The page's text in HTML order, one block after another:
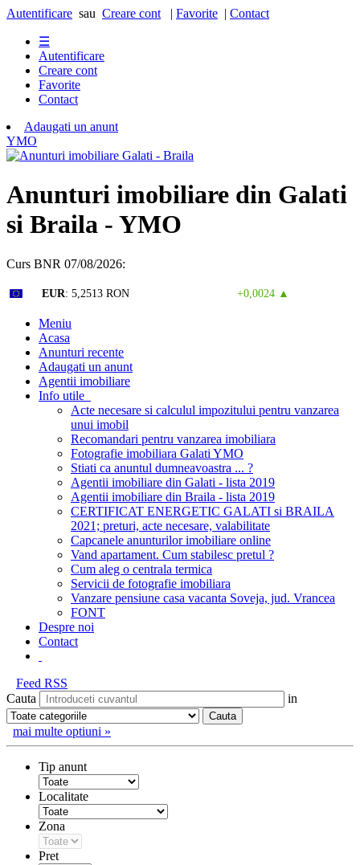
Autentificare sau Creare cont | Favorite | Contact
☰
Autentificare
Creare cont
Favorite
Contact
Adaugati un anunt
YMO
Anunturi imobiliare din Galati
si Braila - YMO
Curs BNR 07/08/2026:
EUR: 5,2513 RON +0,0024 ▲
Meniu
Acasa
Anunturi recente
Adaugati un anunt
Agentii imobiliare
Info utile
Acte necesare si calculul impozitului pentru vanzarea
unui imobil
Recomandari pentru vanzarea imobiliara
Fotografie imobiliara Galati YMO
Stiati ca anuntul dumneavoastra ... ?
Agentii imobiliare din Galati - lista 2019
Agentii imobiliare din Braila - lista 2019
CERTIFICAT ENERGETIC GALATI si BRAILA
2021; preturi, acte necesare, valabilitate
Capcanele anunturilor imobiliare online
Vand apartament. Cum stabilesc pretul ?
Cum aleg o centrala termica
Servicii de fotografie imobiliara
Vanzare pensiune casa vacanta Soveja, jud. Vrancea
FONT
Despre noi
Contact
Feed RSS
Cauta
in
mai multe optiuni »
Tip anunt
Localitate
Zona
Pret